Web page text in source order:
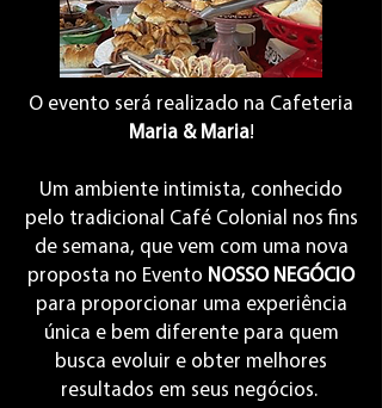
O evento será realizado na Cafeteria
Maria & Maria!
Um ambiente intimista, conhecido
pelo tradicional Café Colonial nos fins
de semana, que vem com uma nova
proposta no Evento NOSSO NEGÓCIO
para proporcionar uma experiência
única e bem diferente para quem
busca evoluir e obter melhores
resultados em seus negócios.